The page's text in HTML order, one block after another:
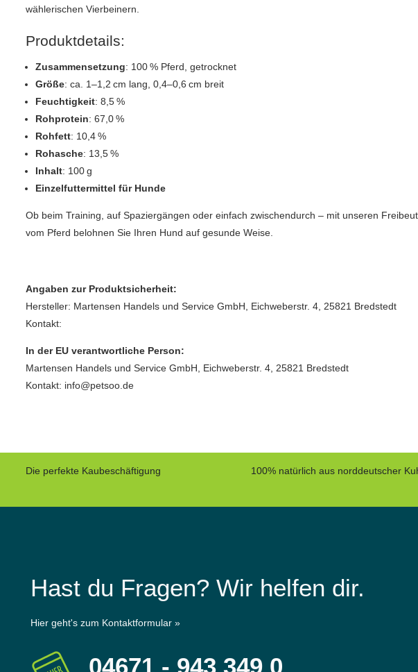
wählerischen Vierbeinern.
Produktdetails:
Zusammensetzung: 100 % Pferd, getrocknet
Größe: ca. 1–1,2 cm lang, 0,4–0,6 cm breit
Feuchtigkeit: 8,5 %
Rohprotein: 67,0 %
Rohfett: 10,4 %
Rohasche: 13,5 %
Inhalt: 100 g
Einzelfuttermittel für Hunde
Ob beim Training, auf Spaziergängen oder einfach zwischendurch – mit unseren
vom Pferd belohnen Sie Ihren Hund auf gesunde Weise.
Angaben zur Produktsicherheit:
Hersteller: Martensen Handels und Service GmbH, Eichweberstr. 4, 25821 Bredstedt
Kontakt:
In der EU verantwortliche Person:
Martensen Handels und Service GmbH, Eichweberstr. 4, 25821 Bredstedt
Kontakt: info@petsoo.de
Die perfekte Kaubeschäftigung 100% natürlich aus norddeutscher
Hast du Fragen? Wir helfen dir.
Hier geht's zum Kontaktformular »
04671 - 943 349 0